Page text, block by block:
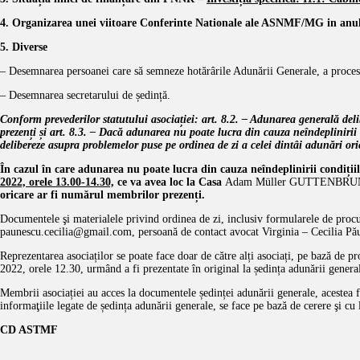
4. Organizarea unei viitoare Conferinte Nationale ale ASNMF/MG in
5. Diverse
– Desemnarea persoanei care să semneze hotărârile Adunării Generale, a
– Desemnarea secretarului de ședință.
Conform prevederilor statutului asociației: art. 8.2. – Adunarea generală
prezenți și art. 8.3. – Dacă adunarea nu poate lucra din cauza
delibereze asupra problemelor puse pe ordinea de zi a celei dintâi adunări
În cazul în care adunarea nu poate lucra din cauza neîndeplinirii
2022, orele 13.00-14.30, ce va avea loc la Casa Adam Müller
oricare ar fi numărul membrilor prezenți.
Documentele şi materialele privind ordinea de zi, inclusiv formularele de
paunescu.cecilia@gmail.com, persoană de contact avocat Virginia – Cecilia
Reprezentarea asociaților se poate face doar de către alți asociați, pe bază de
2022, orele 12.30, urmând a fi prezentate în original la ședința adunării
Membrii asociației au acces la documentele ședinței adunării generale,
informaţiile legate de ședința adunării generale, se face pe bază de cerere şi
CD ASTMF